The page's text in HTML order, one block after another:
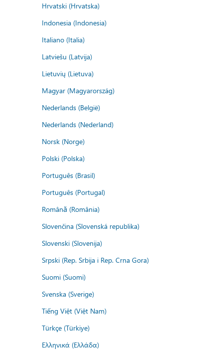
Hrvatski (Hrvatska)
Indonesia (Indonesia)
Italiano (Italia)
Latviešu (Latvija)
Lietuvių (Lietuva)
Magyar (Magyarország)
Nederlands (België)
Nederlands (Nederland)
Norsk (Norge)
Polski (Polska)
Português (Brasil)
Português (Portugal)
Română (România)
Slovenčina (Slovenská republika)
Slovenski (Slovenija)
Srpski (Rep. Srbija i Rep. Crna Gora)
Suomi (Suomi)
Svenska (Sverige)
Tiếng Việt (Việt Nam)
Türkçe (Türkiye)
Ελληνικά (Ελλάδα)